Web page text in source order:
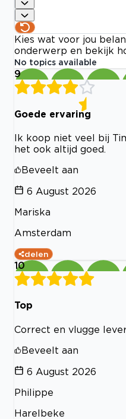
Kies wat voor jou
onderwerp en bekijk
No topics available
9
Goede ervaring
Ik koop niet veel bij
het ook altijd goed.
Beveelt aan
6 August 2026
Mariska
Amsterdam
delen
10
Top
Correct en vlugge
Beveelt aan
6 August 2026
Philippe
Harelbeke